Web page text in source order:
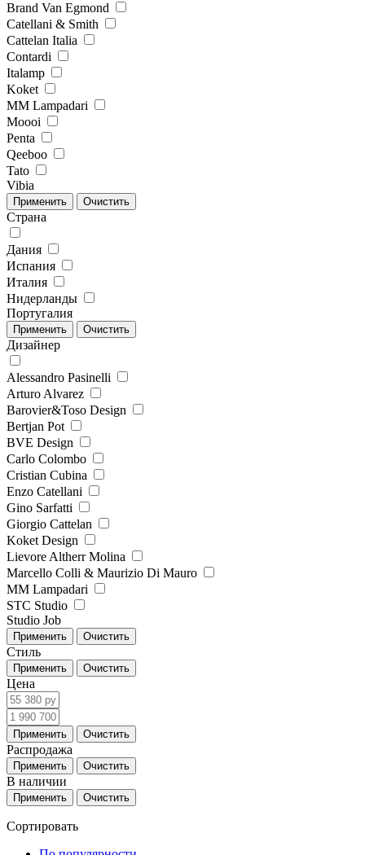
Brand Van Egmond
Catellani & Smith
Cattelan Italia
Contardi
Italamp
Koket
MM Lampadari
Moooi
Penta
Qeeboo
Tato
Vibia
Страна
Дания
Испания
Италия
Нидерланды
Португалия
Дизайнер
Alessandro Pasinelli
Arturo Alvarez
Barovier&Toso Design
Bertjan Pot
BVE Design
Carlo Colombo
Cristian Cubina
Enzo Catellani
Gino Sarfatti
Giorgio Cattelan
Koket Design
Lievore Altherr Molina
Marcello Colli & Maurizio Di Mauro
MM Lampadari
STC Studio
Studio Job
Стиль
Цена
Распродажа
В наличии
Сортировать